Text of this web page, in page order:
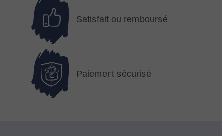
Satisfait ou remboursé
Paiement sécurisé